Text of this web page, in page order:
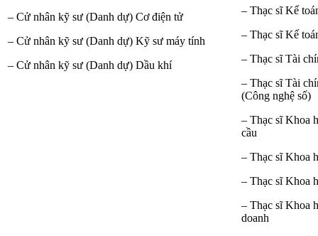
– Cử nhân kỹ sư (Danh dự) Cơ điện tử
– Cử nhân kỹ sư (Danh dự) Kỹ sư máy tính
– Cử nhân kỹ sư (Danh dự) Dầu khí
– Thạc sĩ Kế
– Thạc sĩ Kế
– Thạc sĩ Tài
– Thạc sĩ Tài
(Công nghệ số)
– Thạc sĩ Khoa
cầu
– Thạc sĩ Khoa
– Thạc sĩ Khoa
– Thạc sĩ Khoa
doanh